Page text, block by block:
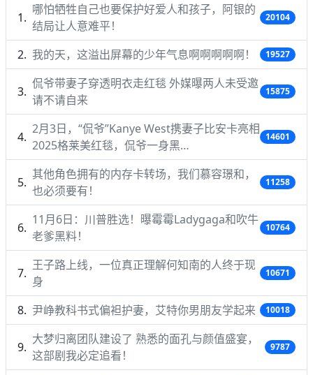
哪怕牺牲自己也要保护好爱人和孩子，阿银的
结局让人意难平！
20104
我的天，这溢出屏幕的少年气息啊啊啊啊啊！ 19527
侃爷带妻子穿透明衣走红毯 外媒曝两人未受邀
请不请自来
15875
2月3日，“侃爷”Kanye West携妻子比安卡亮相
2025格莱美红毯，侃爷一身黑…
14601
其他角色拥有的内存卡转场，我们慕容璟和，
也必须要有！
11258
11月6日：川普胜选！曝霉霉Ladygaga和吹牛
老爹黑料！
10764
王子路上线，一位真正理解何知南的人终于现
身
10671
尹峥教科书式偏袒护妻，艾特你男朋友学起来 10018
大梦归离团队建设了 熟悉的面孔与颜值盛宴，
这部剧我必定追看！
9787